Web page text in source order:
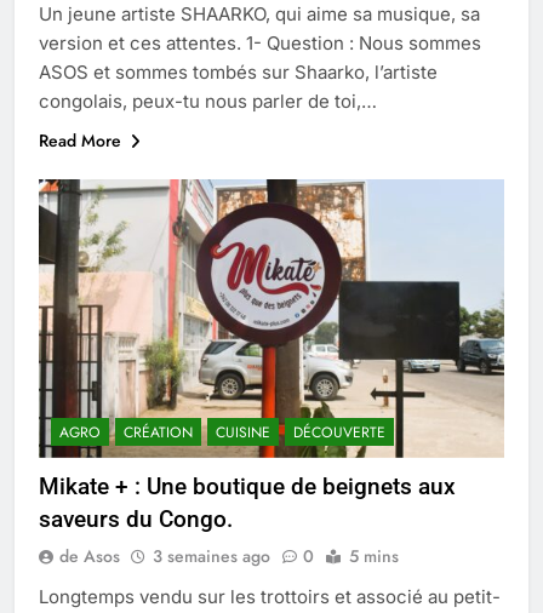
Un jeune artiste SHAARKO, qui aime sa musique, sa
version et ces attentes. 1- Question : Nous sommes
ASOS et sommes tombés sur Shaarko, l’artiste
congolais, peux-tu nous parler de toi,…
Read More
AGRO CRÉATION CUISINE DÉCOUVERTE
Mikate + : Une boutique de beignets aux
saveurs du Congo.
de Asos 3 semaines ago 0 5 mins
Longtemps vendu sur les trottoirs et associé au petit-